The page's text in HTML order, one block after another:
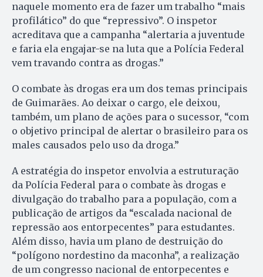
naquele momento era de fazer um trabalho “mais
profilático” do que “repressivo”. O inspetor
acreditava que a campanha “alertaria a juventude
e faria ela engajar-se na luta que a Polícia Federal
vem travando contra as drogas.”
O combate às drogas era um dos temas principais
de Guimarães. Ao deixar o cargo, ele deixou,
também, um plano de ações para o sucessor, “com
o objetivo principal de alertar o brasileiro para os
males causados pelo uso da droga.”
A estratégia do inspetor envolvia a estruturação
da Polícia Federal para o combate às drogas e
divulgação do trabalho para a população, com a
publicação de artigos da “escalada nacional de
repressão aos entorpecentes” para estudantes.
Além disso, havia um plano de destruição do
“polígono nordestino da maconha”, a realização
de um congresso nacional de entorpecentes e